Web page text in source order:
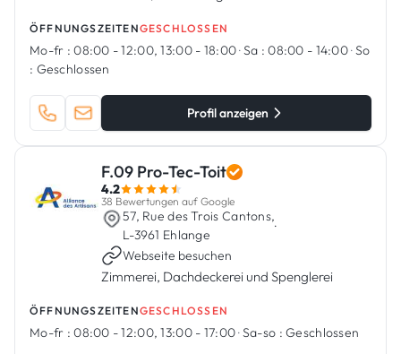
ÖFFNUNGSZEITENGESCHLOSSEN
Mo-fr : 08:00 - 12:00, 13:00 - 18:00·Sa : 08:00 - 14:00·So
: Geschlossen
Profil anzeigen
F.09 Pro-Tec-Toit
4.2
38 Bewertungen auf Google
57, Rue des Trois Cantons,
L-3961 Ehlange
·
Webseite besuchen
Zimmerei, Dachdeckerei und Spenglerei
ÖFFNUNGSZEITENGESCHLOSSEN
Mo-fr : 08:00 - 12:00, 13:00 - 17:00·Sa-so : Geschlossen